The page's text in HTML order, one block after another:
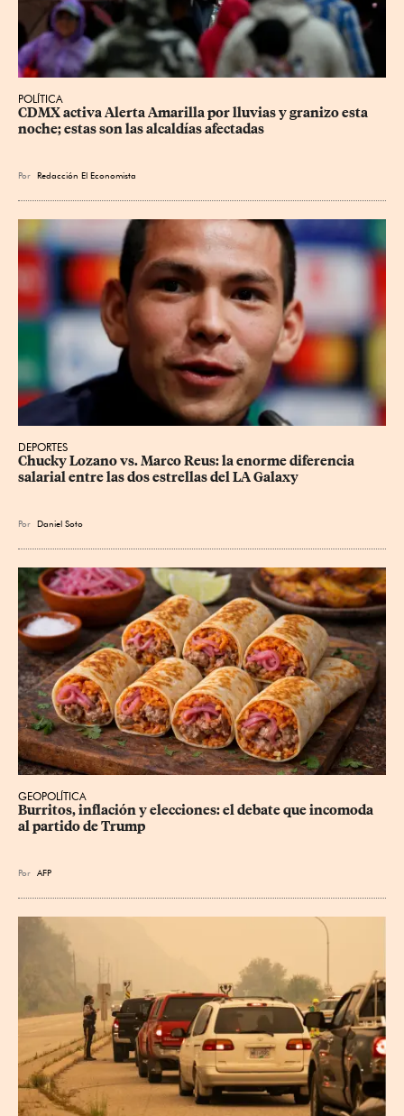
POLÍTICA
CDMX activa Alerta Amarilla por lluvias y granizo esta
noche; estas son las alcaldías afectadas
Por Redacción El Economista
DEPORTES
Chucky Lozano vs. Marco Reus: la enorme diferencia
salarial entre las dos estrellas del LA Galaxy
Por Daniel Soto
GEOPOLÍTICA
Burritos, inflación y elecciones: el debate que incomoda
al partido de Trump
Por AFP